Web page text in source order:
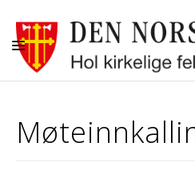
KONFIRMASJON